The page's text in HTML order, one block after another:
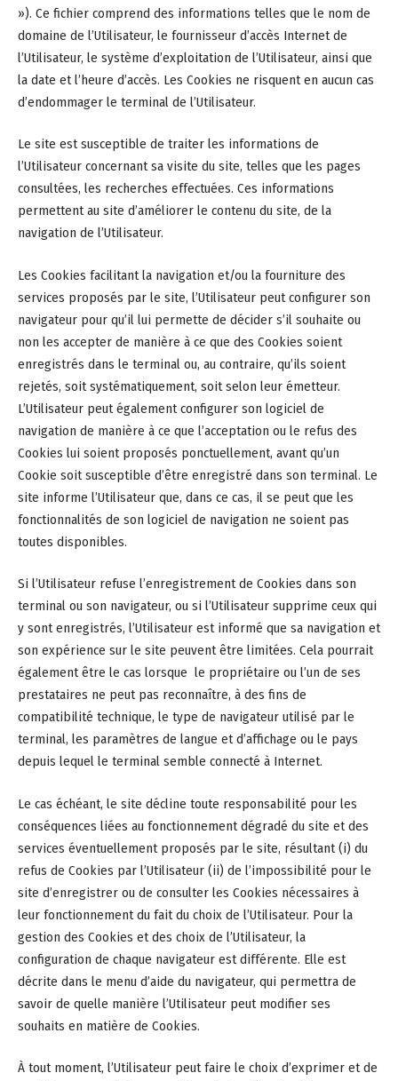
»). Ce fichier comprend des informations telles que le nom de
domaine de l’Utilisateur, le fournisseur d’accès Internet de
l’Utilisateur, le système d’exploitation de l’Utilisateur, ainsi que
la date et l’heure d’accès. Les Cookies ne risquent en aucun cas
d’endommager le terminal de l’Utilisateur.
Le site est susceptible de traiter les informations de
l’Utilisateur concernant sa visite du site, telles que les pages
consultées, les recherches effectuées. Ces informations
permettent au site d’améliorer le contenu du site, de la
navigation de l’Utilisateur.
Les Cookies facilitant la navigation et/ou la fourniture des
services proposés par le site, l’Utilisateur peut configurer son
navigateur pour qu’il lui permette de décider s’il souhaite ou
non les accepter de manière à ce que des Cookies soient
enregistrés dans le terminal ou, au contraire, qu’ils soient
rejetés, soit systématiquement, soit selon leur émetteur.
L’Utilisateur peut également configurer son logiciel de
navigation de manière à ce que l’acceptation ou le refus des
Cookies lui soient proposés ponctuellement, avant qu’un
Cookie soit susceptible d’être enregistré dans son terminal. Le
site informe l’Utilisateur que, dans ce cas, il se peut que les
fonctionnalités de son logiciel de navigation ne soient pas
toutes disponibles.
Si l’Utilisateur refuse l’enregistrement de Cookies dans son
terminal ou son navigateur, ou si l’Utilisateur supprime ceux qui
y sont enregistrés, l’Utilisateur est informé que sa navigation et
son expérience sur le site peuvent être limitées. Cela pourrait
également être le cas lorsque le propriétaire ou l’un de ses
prestataires ne peut pas reconnaître, à des fins de
compatibilité technique, le type de navigateur utilisé par le
terminal, les paramètres de langue et d’affichage ou le pays
depuis lequel le terminal semble connecté à Internet.
Le cas échéant, le site décline toute responsabilité pour les
conséquences liées au fonctionnement dégradé du site et des
services éventuellement proposés par le site, résultant (i) du
refus de Cookies par l’Utilisateur (ii) de l’impossibilité pour le
site d’enregistrer ou de consulter les Cookies nécessaires à
leur fonctionnement du fait du choix de l’Utilisateur. Pour la
gestion des Cookies et des choix de l’Utilisateur, la
configuration de chaque navigateur est différente. Elle est
décrite dans le menu d’aide du navigateur, qui permettra de
savoir de quelle manière l’Utilisateur peut modifier ses
souhaits en matière de Cookies.
À tout moment, l’Utilisateur peut faire le choix d’exprimer et de